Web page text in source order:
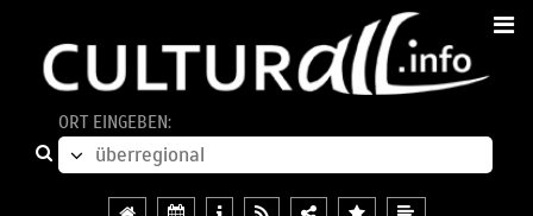
ORT EINGEBEN: